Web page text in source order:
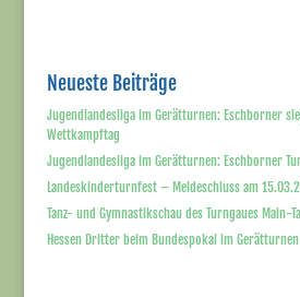
Neueste Beiträge
Jugendlandesliga im Gerätturnen: Eschborner
Wettkampftag
Jugendlandesliga im Gerätturnen: Eschborner
Landeskinderturnfest – Meldeschluss am
Tanz- und Gymnastikschau des Turngaues Main-
Hessen Dritter beim Bundespokal im Gerätturnen